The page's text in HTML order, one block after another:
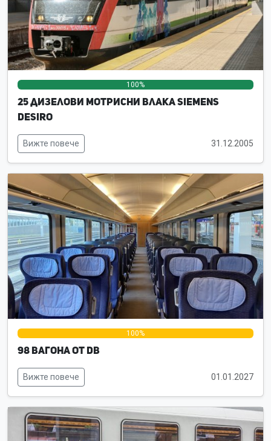
100%
25 дизелови мотрисни влака Siemens
Desiro
Вижте повече 31.12.2005
0% 100%
98 вагона от DB
Вижте повече 01.01.2027